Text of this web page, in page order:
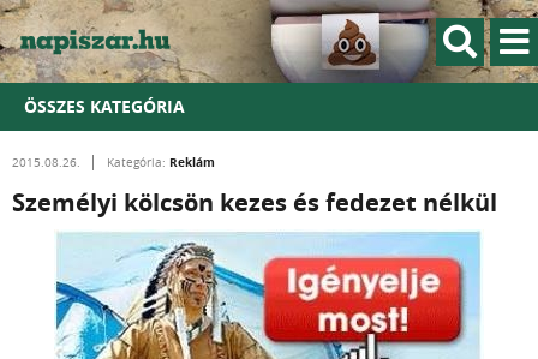
ÖSSZES KATEGÓRIA
2015.08.26. Kategória: Reklám
Személyi kölcsön kezes és fedezet nélkül